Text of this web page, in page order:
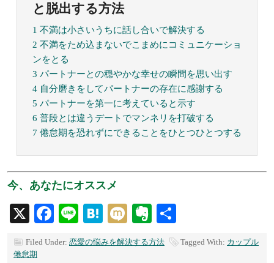
と脱出する方法
1 不満は小さいうちに話し合いで解決する
2 不満をため込まないでこまめにコミュニケーショ
ンをとる
3 パートナーとの穏やかな幸せの瞬間を思い出す
4 自分磨きをしてパートナーの存在に感謝する
5 パートナーを第一に考えていると示す
6 普段とは違うデートでマンネリを打破する
7 倦怠期を恐れずにできることをひとつひとつする
今、あなたにオススメ
X Facebook
LineHatenaMixiEvernote
Filed Under: 恋愛の悩みを解決する方法 Tagged With: カップル
倦怠期